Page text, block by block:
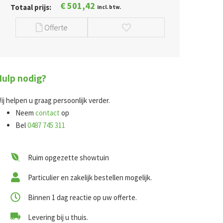
Totaal prijs: €501,42 incl. btw.
Offerte
nodig?
helpen u graag persoonlijk verder.
Neem contact op
Bel0487 745 311
Ruim opgezette showtuin
Particulier en zakelijk bestellen mogelijk.
Binnen 1 dag reactie op uw offerte.
Levering bij u thuis.